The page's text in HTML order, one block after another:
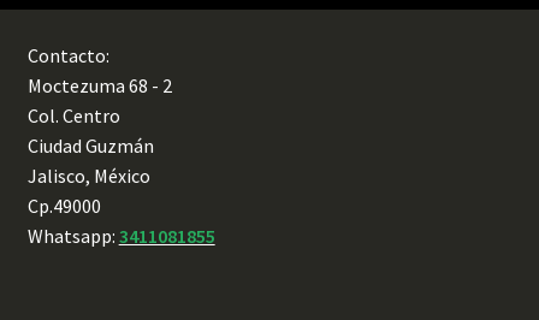
Contacto:
Moctezuma 68 - 2
Col. Centro
Ciudad Guzmán
Jalisco, México
Cp.49000
Whatsapp: 3411081855